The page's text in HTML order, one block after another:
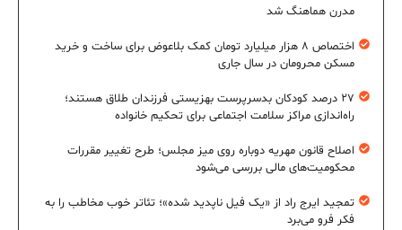
مدرن هماهنگ شد
اختصاص ۸ هزار میلیارد تومان کمک بلاعوض برای ساخت و خرید
مسکن محرومان در سال جاری
۲۷ درصد کودکان بدسرپرست بهزیستی فرزندان طلاق هستند؛
راه‌اندازی مراکز سلامت اجتماعی برای تحکیم خانواده
اصلاح قانون مهریه دوباره روی میز مجلس؛ طرح تغییر مقررات
محکومیت‌های مالی بررسی می‌شود
تمجید ایرج راد از «یک فیل ناپدید شده»؛ تئاتر خوب مخاطب را به
فکر فرو می‌برد